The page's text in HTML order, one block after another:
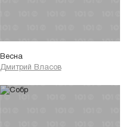
Весна
Дмитрий Власов